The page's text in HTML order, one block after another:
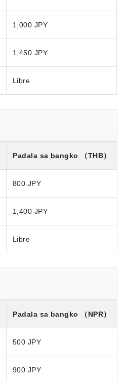
1,000 JPY
1,450 JPY
Libre
Padala sa bangko （THB）
800 JPY
1,400 JPY
Libre
Padala sa bangko （NPR）
500 JPY
900 JPY